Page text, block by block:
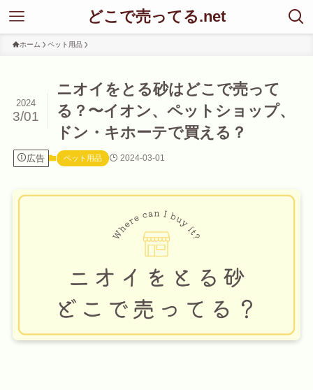
どこで売ってる.net
ホーム ペット用品
ニオイをとる砂はどこで売って
る？〜イオン、ペットショップ、
ドン・キホーテで買える？
2024
3/01
広告 ペット用品 2024-03-01